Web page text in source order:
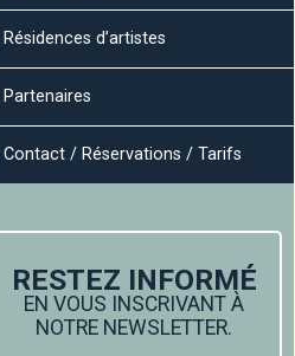
Résidences d’artistes
Partenaires
Contact / Réservations / Tarifs
RESTEZ INFORMÉ
EN VOUS INSCRIVANT À
NOTRE NEWSLETTER.